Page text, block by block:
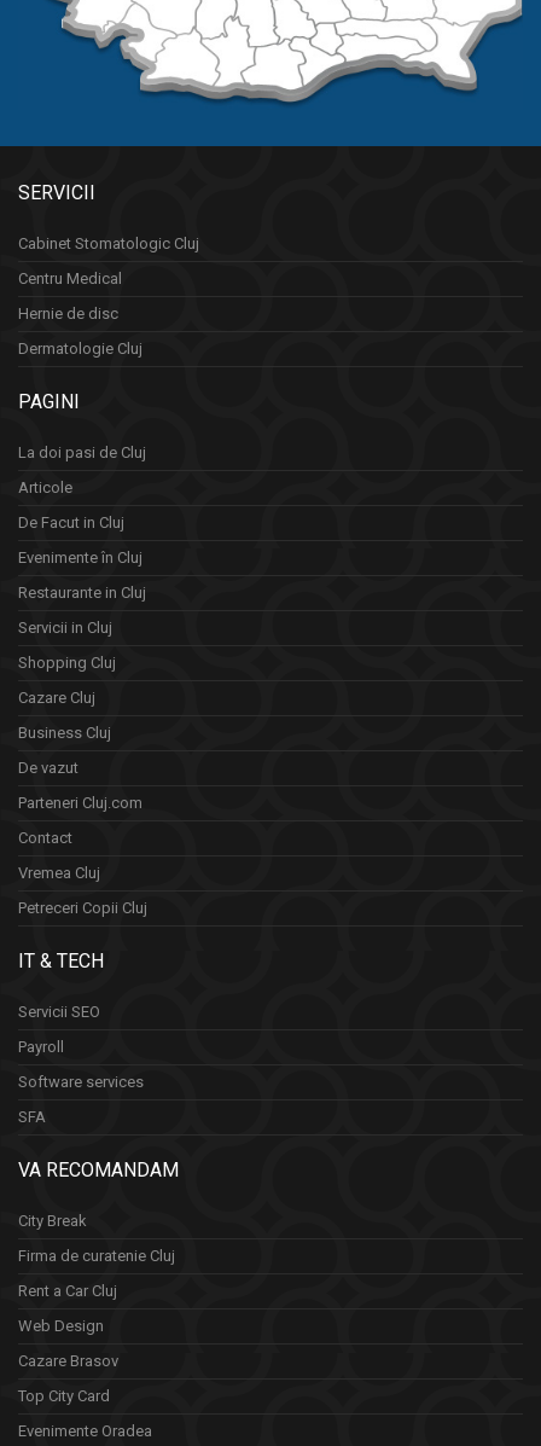
SERVICII
Cabinet Stomatologic Cluj
Centru Medical
Hernie de disc
Dermatologie Cluj
PAGINI
La doi pasi de Cluj
Articole
De Facut in Cluj
Evenimente în Cluj
Restaurante in Cluj
Servicii in Cluj
Shopping Cluj
Cazare Cluj
Business Cluj
De vazut
Parteneri Cluj.com
Contact
Vremea Cluj
Petreceri Copii Cluj
IT & TECH
Servicii SEO
Payroll
Software services
SFA
VA RECOMANDAM
City Break
Firma de curatenie Cluj
Rent a Car Cluj
Web Design
Cazare Brasov
Top City Card
Evenimente Oradea